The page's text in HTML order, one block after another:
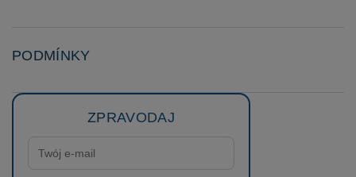
PODMÍNKY
ZPRAVODAJ